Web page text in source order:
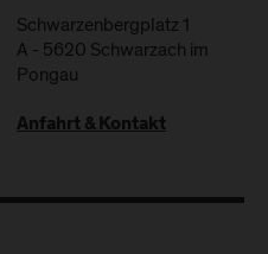
Schwarzenbergplatz 1
A - 5620 Schwarzach im
Pongau
Anfahrt & Kontakt